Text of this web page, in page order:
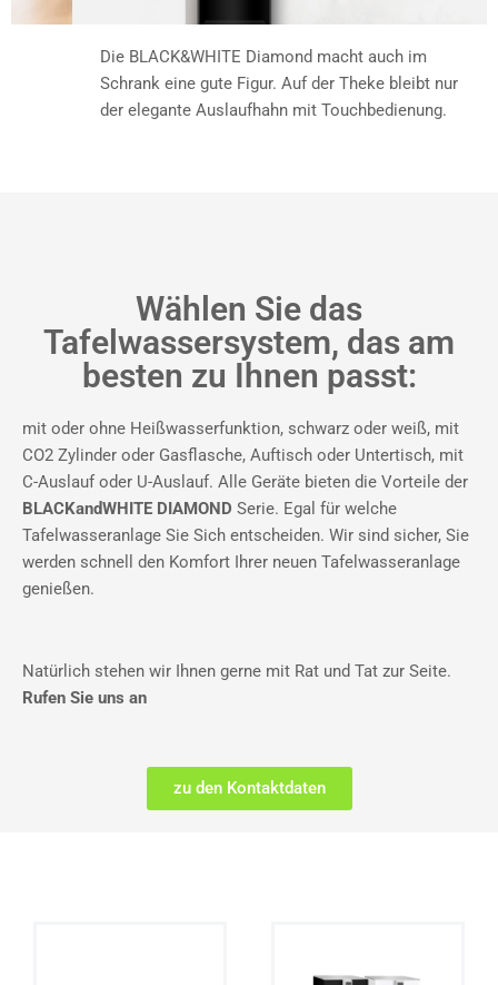
Die BLACK&WHITE Diamond macht auch im
Schrank eine gute Figur. Auf der Theke bleibt nur
der elegante Auslaufhahn mit Touchbedienung.
Wählen Sie das
Tafelwassersystem, das am
besten zu Ihnen passt:
mit oder ohne Heißwasserfunktion, schwarz oder weiß, mit
CO2 Zylinder oder Gasflasche, Auftisch oder Untertisch, mit
C-Auslauf oder U-Auslauf. Alle Geräte bieten die Vorteile der
BLACKandWHITE DIAMOND Serie. Egal für welche
Tafelwasseranlage Sie Sich entscheiden. Wir sind sicher, Sie
werden schnell den Komfort Ihrer neuen Tafelwasseranlage
genießen.
Natürlich stehen wir Ihnen gerne mit Rat und Tat zur Seite.
Rufen Sie uns an
zu den Kontaktdaten